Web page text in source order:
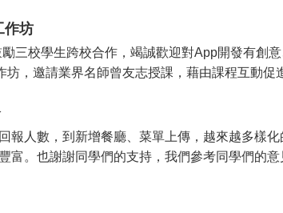
作坊
三校學生跨校合作，竭誠歡迎對App開發有創
坊，邀請業界名師曾友志授課，藉由課程互動促
報人數，到新增餐廳、菜單上傳，越來越多樣
富。也謝謝同學們的支持，我們參考同學們的